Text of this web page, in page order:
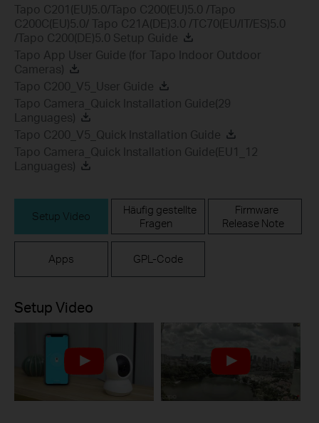
Tapo C201(EU)5.0/Tapo C200(EU)5.0 /Tapo
C200C(EU)5.0/ Tapo C21A(DE)3.0 /TC70(EU/IT/ES)5.0
/Tapo C200(DE)5.0 Setup Guide
Tapo App User Guide (for Tapo Indoor Outdoor
Cameras)
Tapo C200_V5_User Guide
Tapo Camera_Quick Installation Guide(29
Languages)
Tapo C200_V5_Quick Installation Guide
Tapo Camera_Quick Installation Guide(EU1_12
Languages)
Setup Video
Häufig gestellte
Fragen
Firmware
Release Note
Apps GPL-Code
Setup Video